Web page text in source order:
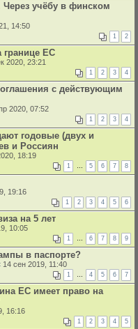
учёбу в финском
14:50
1 2
границе ЕС
2020, 23:21
1 2 3 4
с действующим
2020, 07:52
1 2 3 4
годовые (двух и
и Россиян
18:19
1 … 5 6 7 8
19:16
1 2 3 4 5 6
на 5 лет
10:05
1 … 6 7 8 9
в паспорте?
14 сен 2019, 11:40
1 … 4 5 6 7
ЕС имеет право на
16:16
1 2 3 4 5